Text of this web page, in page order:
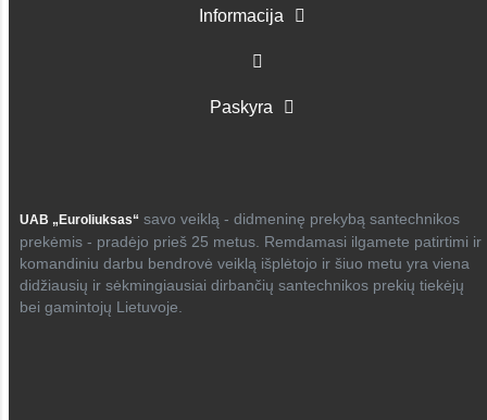
Informacija
Paskyra
UAB „Euroliuksas“ savo veiklą - didmeninę prekybą santechnikos
prekėmis - pradėjo prieš 25 metus. Remdamasi ilgamete patirtimi ir
komandiniu darbu bendrovė veiklą išplėtojo ir šiuo metu yra viena
didžiausių ir sėkmingiausiai dirbančių santechnikos prekių tiekėjų
bei gamintojų Lietuvoje.